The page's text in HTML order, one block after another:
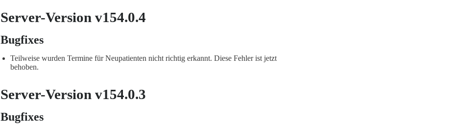
Server-Version v154.0.4
Bugfixes
Teilweise wurden Termine für Neupatienten nicht richtig erkannt. Diese Fehler ist jetzt
behoben.
Server-Version v154.0.3
Bugfixes